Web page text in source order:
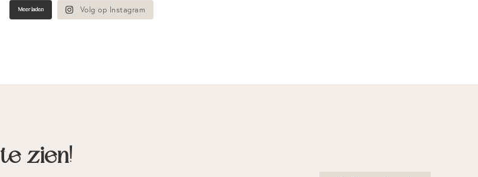
Meer laden Volg op Instagram
zien!